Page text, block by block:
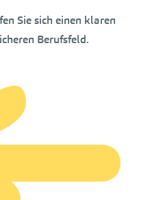
Sie sich einen klaren
Berufsfeld.